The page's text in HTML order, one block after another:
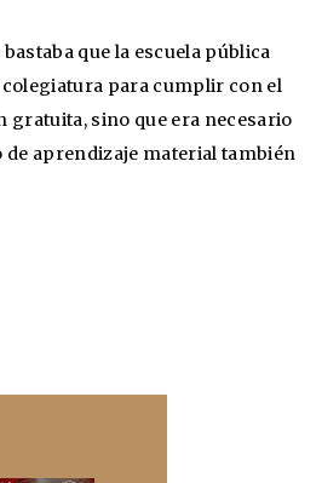
que la escuela pública
para cumplir con el
gratuita, sino que era necesario
aprendizaje material también